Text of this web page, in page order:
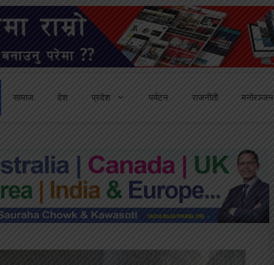
सामाज देश प्रदेश पर्यटन राजनीती मनोरञ्जन